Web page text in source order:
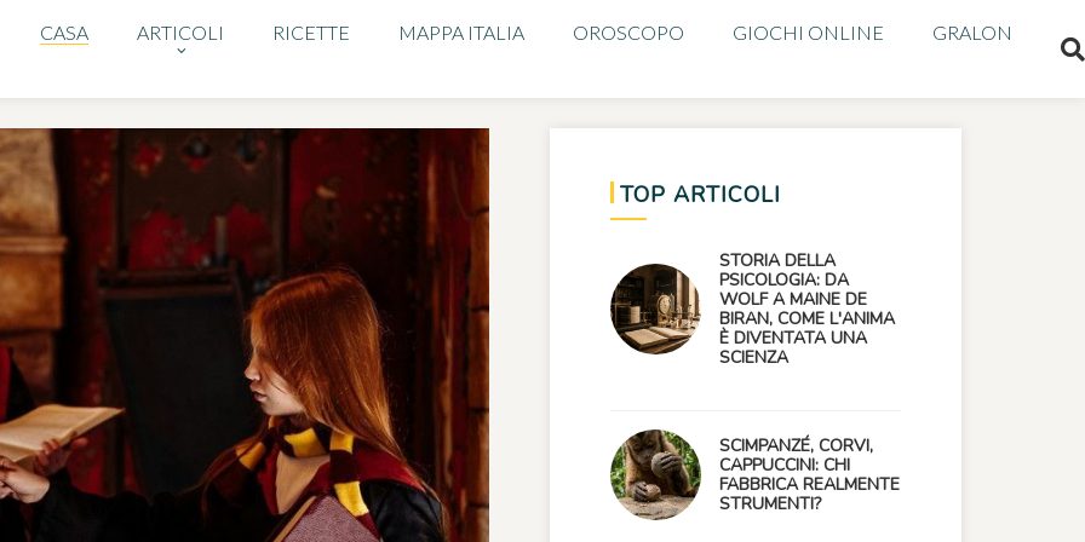
CASA ARTICOLI RICETTE MAPPA ITALIA OROSCOPO GIOCHI ONLINE GRALON
TOP ARTICOLI
STORIA DELLA
PSICOLOGIA: DA
WOLF A MAINE DE
BIRAN, COME L'ANIMA
È DIVENTATA UNA
SCIENZA
SCIMPANZÉ, CORVI,
CAPPUCCINI: CHI
FABBRICA REALMENTE
STRUMENTI?